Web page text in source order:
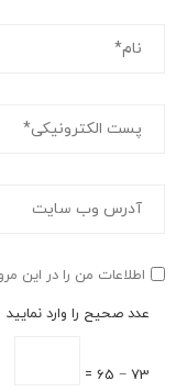
اطلاعات من را در این
عدد صحیح را وارد نمایید
73 − 65 =